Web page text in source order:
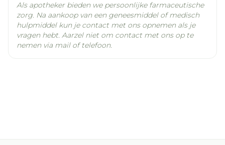
Als apotheker bieden we persoonlijke farmaceutische
zorg. Na aankoop van een geneesmiddel of medisch
hulpmiddel kun je contact met ons opnemen als je
vragen hebt. Aarzel niet om contact met ons op te
nemen via mail of telefoon.